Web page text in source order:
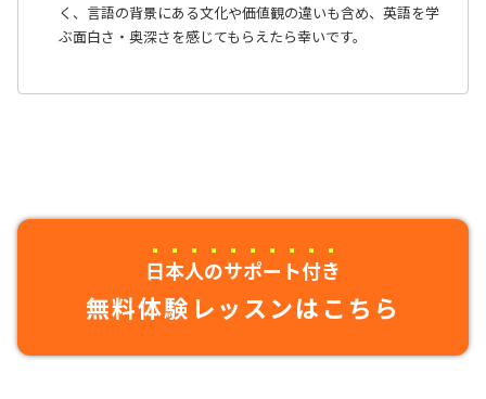
く、言語の背景にある文化や価値観の違いも含め、英語を学
ぶ面白さ・奥深さを感じてもらえたら幸いです。
日本人のサポート付き
無料体験レッスンはこちら